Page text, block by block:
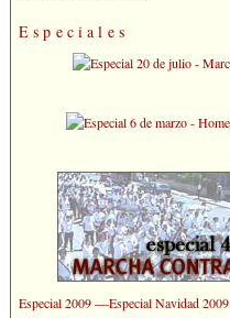
Especiales
Especial 2009—Especial Navidad 2009